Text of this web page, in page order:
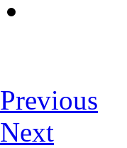
Previous
Next